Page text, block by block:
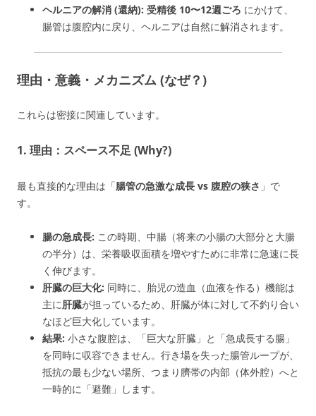
ヘルニアの解消 (還納): 受精後 10〜12週ごろ にかけて、
腸管は腹腔内に戻り、ヘルニアは自然に解消されます。
理由・意義・メカニズム (なぜ？)
これらは密接に関連しています。
1. 理由：スペース不足 (Why?)
最も直接的な理由は「腸管の急激な成長 vs 腹腔の狭さ 」で
す。
腸の急成長: この時期、中腸（将来の小腸の大部分と大腸
の半分）は、栄養吸収面積を増やすために非常に急速に長
く伸びます。
肝臓の巨大化: 同時に、胎児の造血（血液を作る）機能は
主に肝臓が担っているため、肝臓が体に対して不釣り合い
なほど巨大化しています。
結果: 小さな腹腔は、「巨大な肝臓」と「急成長する腸」
を同時に収容できません。行き場を失った腸管ループが、
抵抗の最も少ない場所、つまり臍帯の内部（体外腔）へと
一時的に「避難」します。